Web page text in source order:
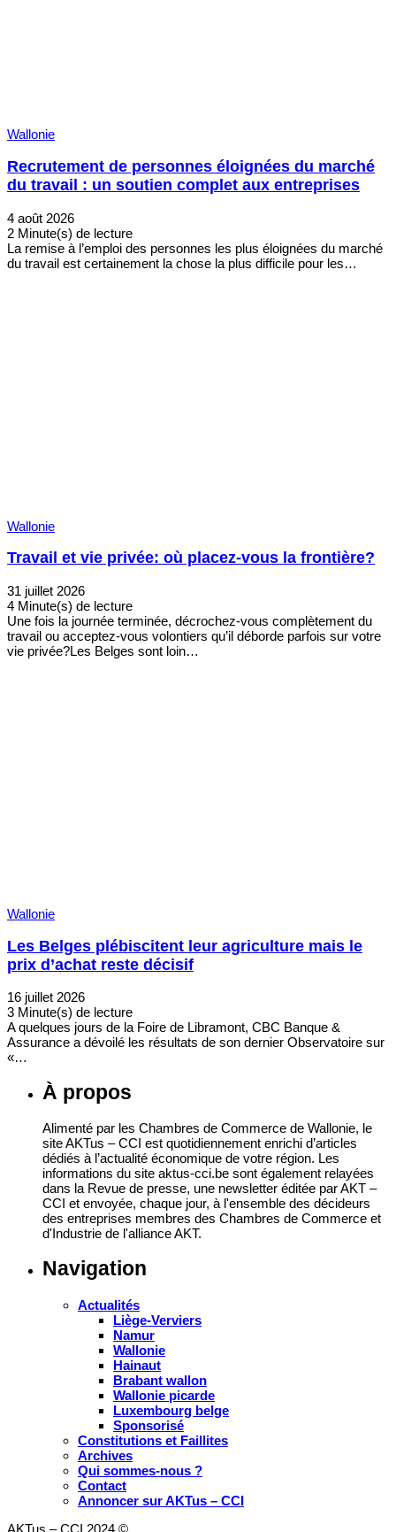
Wallonie
Recrutement de personnes éloignées du marché
du travail : un soutien complet aux entreprises
4 août 2026
2 Minute(s) de lecture
La remise à l’emploi des personnes les plus éloignées du marché
du travail est certainement la chose la plus difficile pour les…
Wallonie
Travail et vie privée: où placez-vous la frontière?
31 juillet 2026
4 Minute(s) de lecture
Une fois la journée terminée, décrochez-vous complètement du
travail ou acceptez-vous volontiers qu’il déborde parfois sur votre
vie privée?Les Belges sont loin…
Wallonie
Les Belges plébiscitent leur agriculture mais le
prix d’achat reste décisif
16 juillet 2026
3 Minute(s) de lecture
A quelques jours de la Foire de Libramont, CBC Banque &
Assurance a dévoilé les résultats de son dernier Observatoire sur
«…
À propos
Alimenté par les Chambres de Commerce de Wallonie, le
site AKTus – CCI est quotidiennement enrichi d’articles
dédiés à l’actualité économique de votre région. Les
informations du site aktus-cci.be sont également relayées
dans la Revue de presse, une newsletter éditée par AKT –
CCI et envoyée, chaque jour, à l'ensemble des décideurs
des entreprises membres des Chambres de Commerce et
d'Industrie de l'alliance AKT.
Navigation
Actualités
Liège-Verviers
Namur
Wallonie
Hainaut
Brabant wallon
Wallonie picarde
Luxembourg belge
Sponsorisé
Constitutions et Faillites
Archives
Qui sommes-nous ?
Contact
Annoncer sur AKTus – CCI
AKTus – CCI 2024 ©